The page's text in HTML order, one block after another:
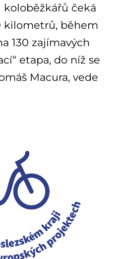
čeká
kilometrů, během
130 zajímavých
etapa, do níž se
Macura, vede